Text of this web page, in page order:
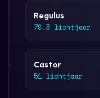
Regulus
79.3 lichtjaar
Castor
51 lichtjaar